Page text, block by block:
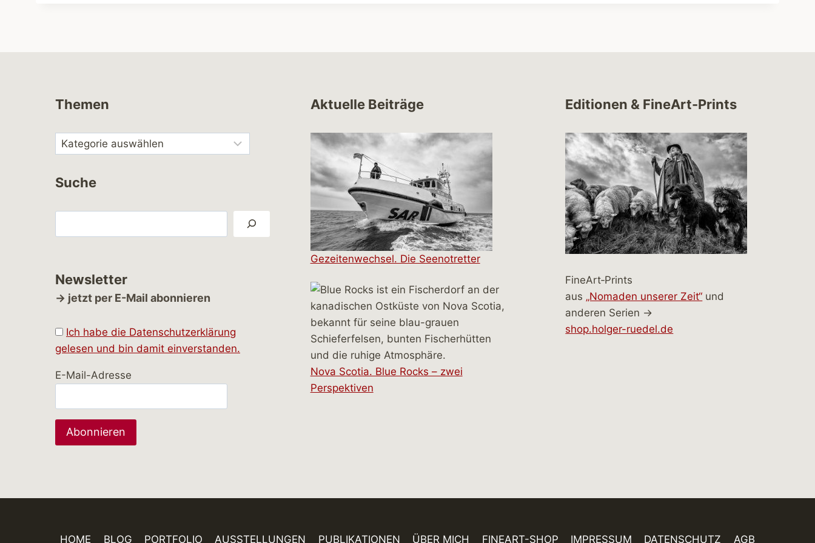
Themen
Suche
Newsletter
→ jetzt per E-Mail abonnieren
Ich habe die Datenschutzerklärung
gelesen und bin damit einverstanden.
E-Mail-Adresse
Aktuelle Beiträge
Gezeitenwechsel. Die Seenotretter
Nova Scotia. Blue Rocks – zwei
Perspektiven
Editionen & FineArt-Prints
FineArt‑Prints
aus „Nomaden unserer Zeit“ und
anderen Serien →
shop.holger-ruedel.de
HOME BLOG PORTFOLIO AUSSTELLUNGEN PUBLIKATIONEN ÜBER MICH FINEART-SHOP IMPRESSUM DATENSCHUTZ AGB